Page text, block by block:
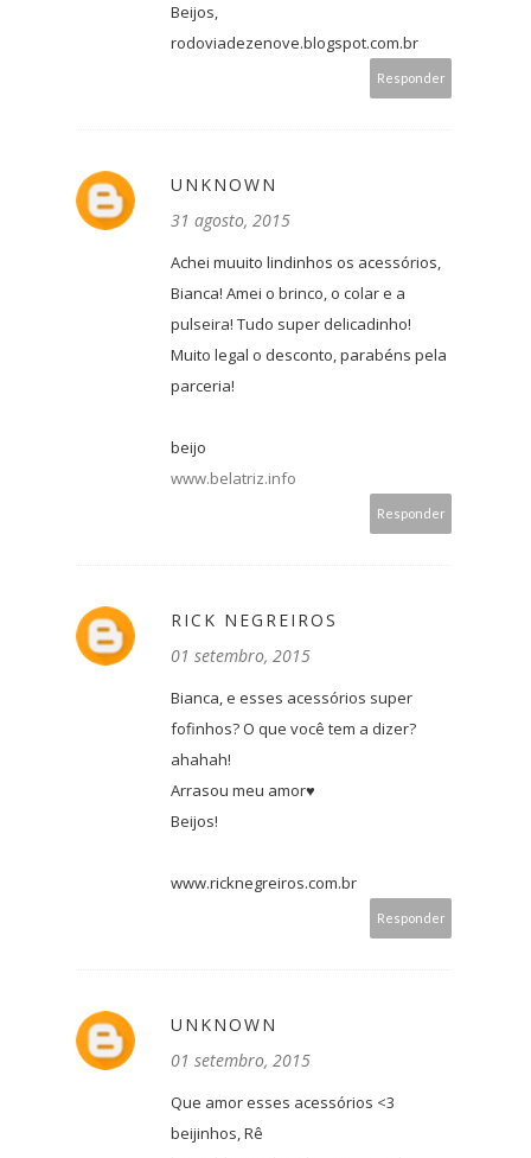
Beijos,
rodoviadezenove.blogspot.com.br
Responder
UNKNOWN
31 agosto, 2015
Achei muuito lindinhos os acessórios,
Bianca! Amei o brinco, o colar e a
pulseira! Tudo super delicadinho!
Muito legal o desconto, parabéns pela
parceria!
beijo
www.belatriz.info
Responder
RICK NEGREIROS
01 setembro, 2015
Bianca, e esses acessórios super
fofinhos? O que você tem a dizer?
ahahah!
Arrasou meu amor♥
Beijos!
www.ricknegreiros.com.br
Responder
UNKNOWN
01 setembro, 2015
Que amor esses acessórios <3
beijinhos, Rê